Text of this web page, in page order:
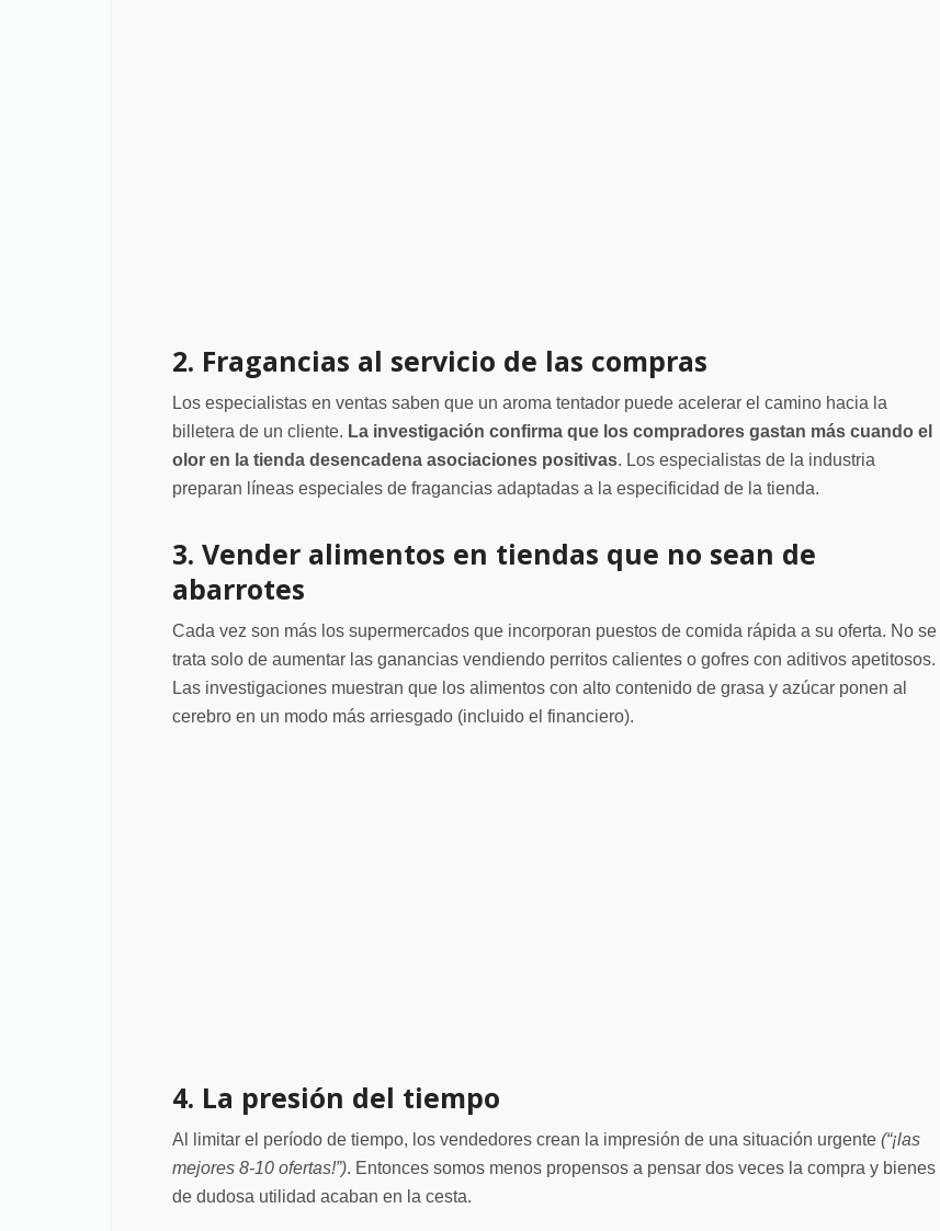
2. Fragancias al servicio de las compras
Los especialistas en ventas saben que un aroma tentador puede acelerar el camino hacia la
billetera de un cliente. La investigación confirma que los compradores gastan más cuando el
olor en la tienda desencadena asociaciones positivas. Los especialistas de la industria
preparan líneas especiales de fragancias adaptadas a la especificidad de la tienda.
3. Vender alimentos en tiendas que no sean de
abarrotes
Cada vez son más los supermercados que incorporan puestos de comida rápida a su oferta. No se
trata solo de aumentar las ganancias vendiendo perritos calientes o gofres con aditivos apetitosos.
Las investigaciones muestran que los alimentos con alto contenido de grasa y azúcar ponen al
cerebro en un modo más arriesgado (incluido el financiero).
4. La presión del tiempo
Al limitar el período de tiempo, los vendedores crean la impresión de una situación urgente (“¡las
mejores 8-10 ofertas!”). Entonces somos menos propensos a pensar dos veces la compra y bienes
de dudosa utilidad acaban en la cesta.